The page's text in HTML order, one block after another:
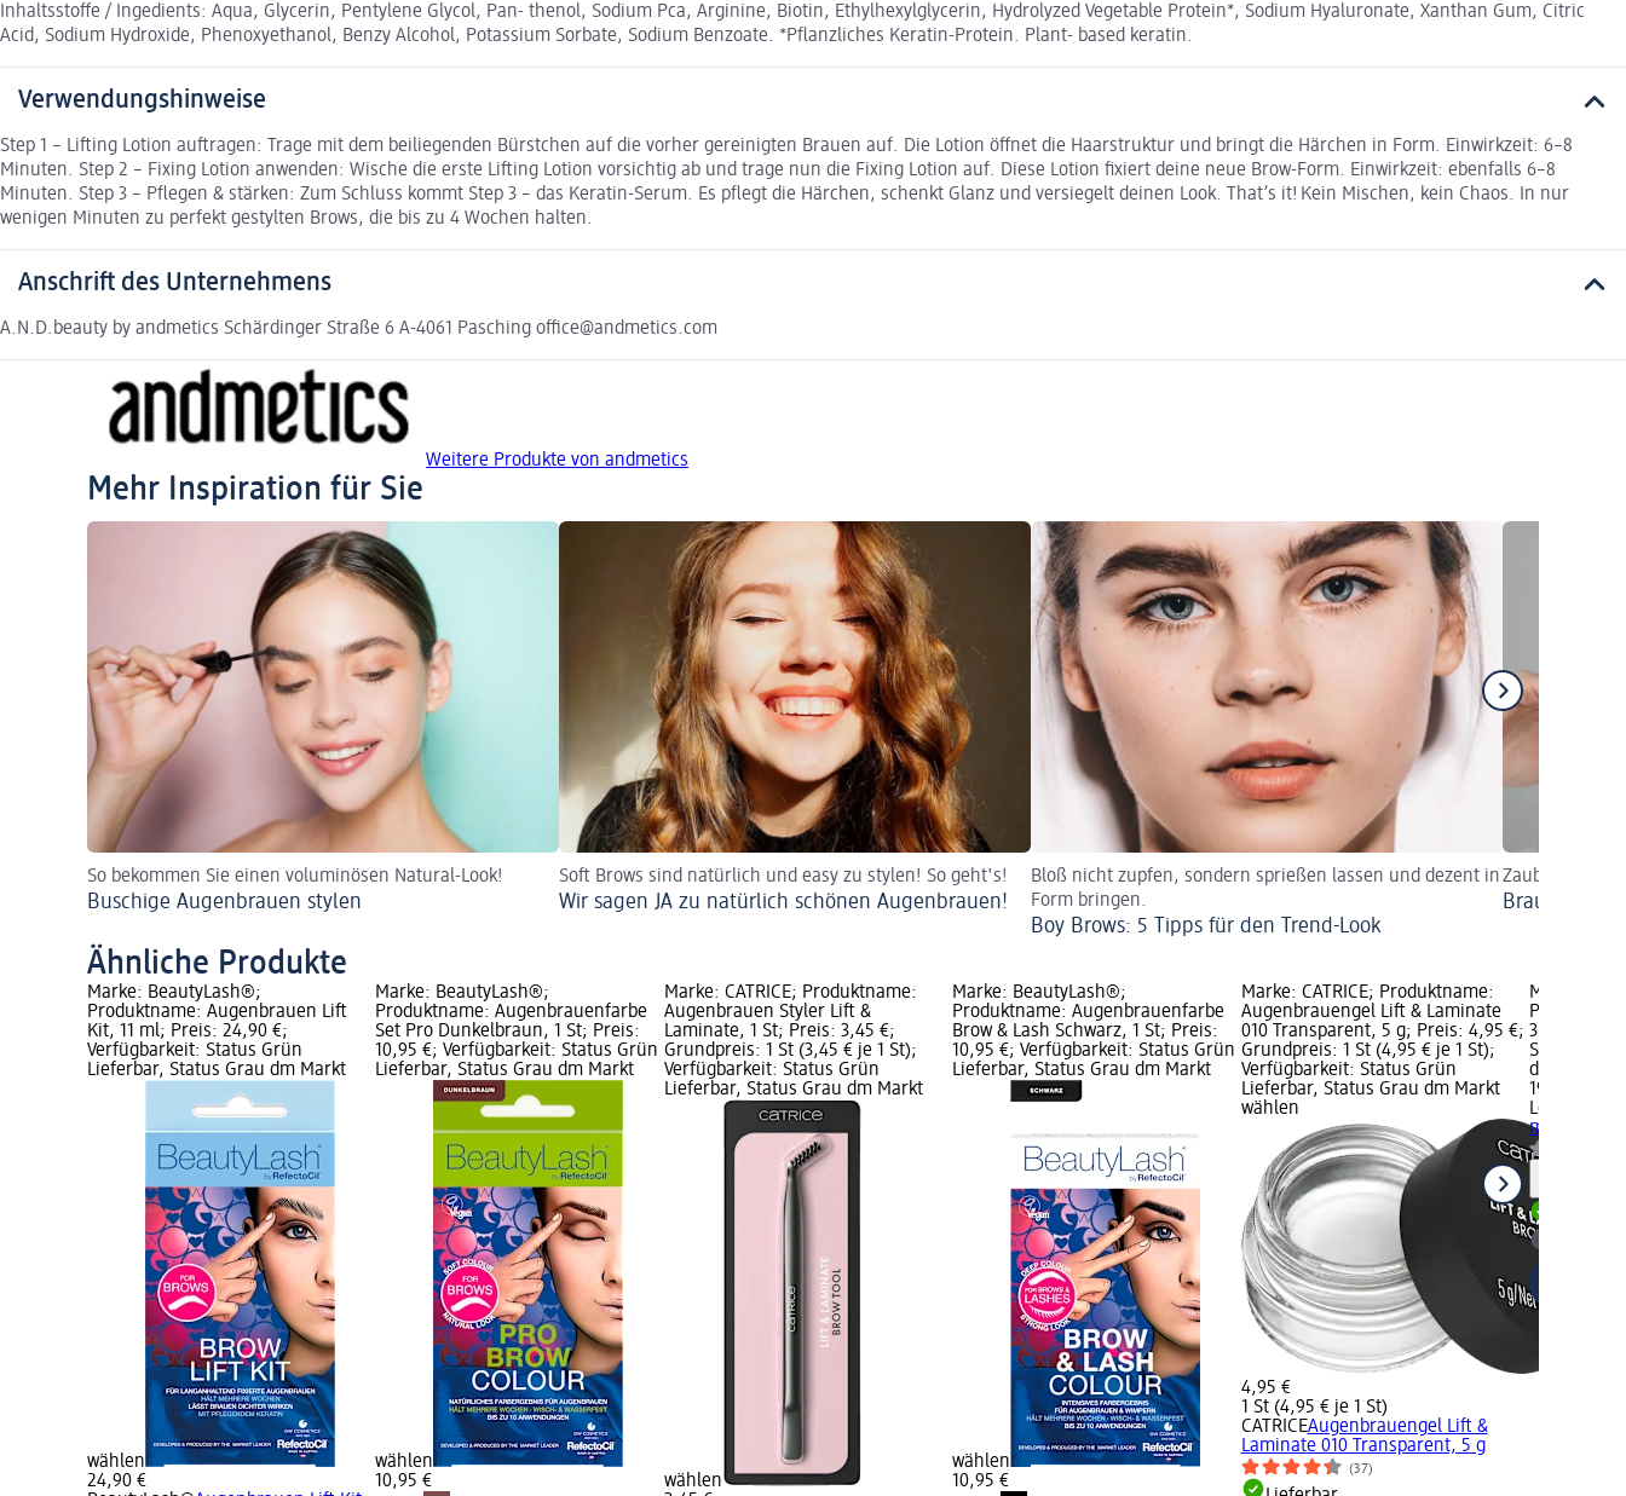
Inhaltsstoffe / Ingedients: Aqua, Glycerin, Pentylene Glycol, Pan- thenol, Sodium Pca, Arginine, Biotin, Ethylhexylglycerin, Hydrolyzed Vegetable Protein*, Sodium Hyaluronate, Xanthan Gum, Citric
Acid, Sodium Hydroxide, Phenoxyethanol, Benzy Alcohol, Potassium Sorbate, Sodium Benzoate. *Pflanzliches Keratin-Protein. Plant- based keratin.
Verwendungshinweise
Step 1 – Lifting Lotion auftragen: Trage mit dem beiliegenden Bürstchen auf die vorher gereinigten Brauen auf. Die Lotion öffnet die Haarstruktur und bringt die Härchen in Form. Einwirkzeit: 6–8
Minuten. Step 2 – Fixing Lotion anwenden: Wische die erste Lifting Lotion vorsichtig ab und trage nun die Fixing Lotion auf. Diese Lotion fixiert deine neue Brow-Form. Einwirkzeit: ebenfalls 6–8
Minuten. Step 3 – Pflegen & stärken: Zum Schluss kommt Step 3 – das Keratin-Serum. Es pflegt die Härchen, schenkt Glanz und versiegelt deinen Look. That’s it! Kein Mischen, kein Chaos. In nur
wenigen Minuten zu perfekt gestylten Brows, die bis zu 4 Wochen halten.
Anschrift des Unternehmens
A.N.D.beauty by andmetics Schärdinger Straße 6 A-4061 Pasching office@andmetics.com
Weitere Produkte von andmetics
Mehr Inspiration für Sie
So bekommen Sie einen voluminösen Natural-Look!
Buschige Augenbrauen stylen
Soft Brows sind natürlich und easy zu stylen! So geht's!
Wir sagen JA zu natürlich schönen Augenbrauen!
Bloß nicht zupfen, sondern sprießen lassen und dezent in
Form bringen.
Boy Brows: 5 Tipps für den Trend-Look
Zauberhaftes
Braut-Make-
Ähnliche Produkte
Marke: BeautyLash®;
Produktname: Augenbrauen Lift
Kit, 11 ml; Preis: 24,90 €;
Verfügbarkeit: Status Grün
Lieferbar, Status Grau dm Markt
wählen
24,90 €
Marke: BeautyLash®;
Produktname: Augenbrauenfarbe
Set Pro Dunkelbraun, 1 St; Preis:
10,95 €; Verfügbarkeit: Status Grün
Lieferbar, Status Grau dm Markt
wählen
10,95 €
Marke: CATRICE; Produktname:
Augenbrauen Styler Lift &
Laminate, 1 St; Preis: 3,45 €;
Grundpreis: 1 St (3,45 € je 1 St);
Verfügbarkeit: Status Grün
Lieferbar, Status Grau dm Markt
wählen
Marke: BeautyLash®;
Produktname: Augenbrauenfarbe
Brow & Lash Schwarz, 1 St; Preis:
10,95 €; Verfügbarkeit: Status Grün
Lieferbar, Status Grau dm Markt
wählen
10,95 €
Marke: CATRICE; Produktname:
Augenbrauengel Lift & Laminate
010 Transparent, 5 g; Preis: 4,95 €;
Grundpreis: 1 St (4,95 € je 1 St);
Verfügbarkeit: Status Grün
Lieferbar, Status Grau dm Markt
wählen
4,95 €
1 St (4,95 € je 1 St)
CATRICEAugenbrauengel Lift &
Laminate 010 Transparent, 5 g
(37)
Marke:
3 ml; Preis:
Status
dm Markt
19,95 €
ml